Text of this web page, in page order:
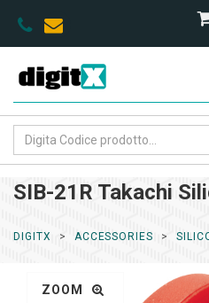
SIB-21R Takachi
DIGITX ACCESSORIES
ZOOM